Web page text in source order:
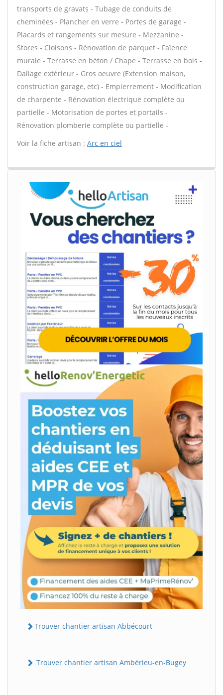
transports de gravats - Tubage de conduits de
cheminées - Plancher en verre - Portes de garage -
Placards et rangements sur mesure - Mezzanine -
Stores - Cloisons - Rénovation de parquet - Faïence
murale - Terrasse en béton / Chape - Terrasse en bois -
Dallage extérieur - Gros oeuvre (Extension maison,
construction garage, etc) - Empierrement - Modification
de charpente - Rénovation électrique complète ou
partielle - Motorisation de portes et portails -
Rénovation plomberie complète ou partielle -
Voir la fiche artisan : Arc en ciel
Trouver chantier artisan Abbécourt
Trouver chantier artisan Ambérieu-en-Bugey